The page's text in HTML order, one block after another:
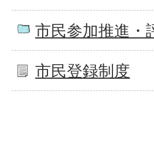
市民参加推進・
市民登録制度